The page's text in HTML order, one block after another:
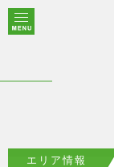
エリア情報